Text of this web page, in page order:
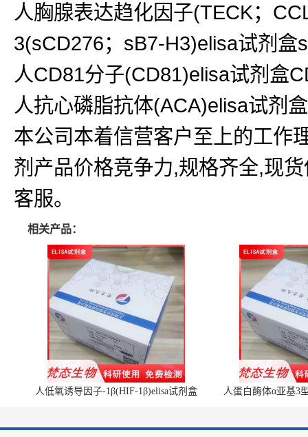
人胸腺表达趋化因子(TECK；
3(sCD276；sB7-H3)elisa试剂盒
人CD81分子(CD81)elisa试剂盒
人抗心磷脂抗体(ACA)elisa试剂
本公司本着信营客户至上的工作
剂产品价格竞争力,规格齐全,现
客服。
相关产品：
人低氧诱导因子-1β(HIF-1β)elisa试剂盒 人蛋白酶体α亚基3